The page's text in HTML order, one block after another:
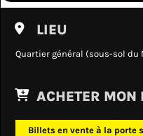
LIEU
Quartier général (sous-sol du
ACHETER MON
Billets en vente à la porte